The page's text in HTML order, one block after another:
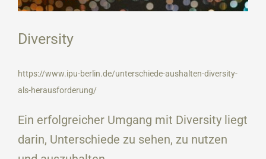
Diversity
https://www.ipu-berlin.de/unterschiede-aushalten-diversity-
als-herausforderung/
Ein erfolgreicher Umgang mit Diversity liegt
darin, Unterschiede zu sehen, zu nutzen